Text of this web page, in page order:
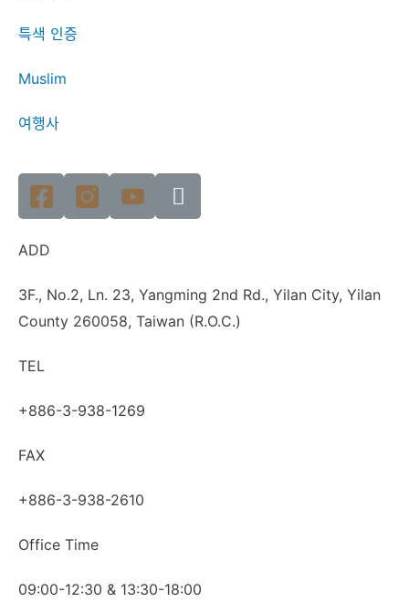
특색 인증
Muslim
여행사
ADD
3F., No.2, Ln. 23, Yangming 2nd Rd., Yilan City, Yilan
County 260058, Taiwan (R.O.C.)
TEL
+886-3-938-1269
FAX
+886-3-938-2610
Office Time
09:00-12:30 & 13:30-18:00